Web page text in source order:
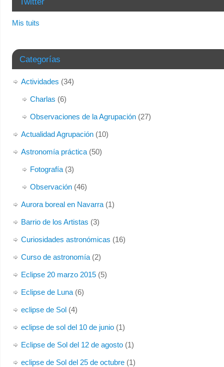
Mis tuits
Categorías
Actividades (34)
Charlas (6)
Observaciones de la Agrupación(27)
Actualidad Agrupación(10)
Astronomía práctica(50)
Fotografía(3)
Observación(46)
Aurora boreal en Navarra(1)
Barrio de los Artistas (3)
Curiosidades astronómicas (16)
Curso de astronomía(2)
Eclipse 20 marzo 2015(5)
Eclipse de Luna(6)
eclipse de Sol(4)
eclipse de sol del 10 de junio(1)
Eclipse de Sol del 12 de agosto(1)
eclipse de Sol del 25 de octubre(1)